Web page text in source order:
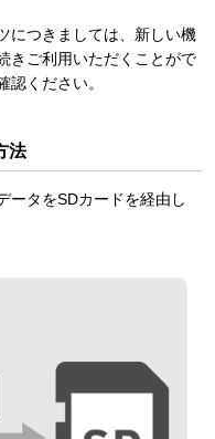
につきましては、新しい機
きご利用いただくことがで
認ください。
法
ータをSDカードを経由し